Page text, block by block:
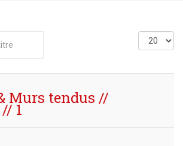
Affichage
#
Murs tendus //
1